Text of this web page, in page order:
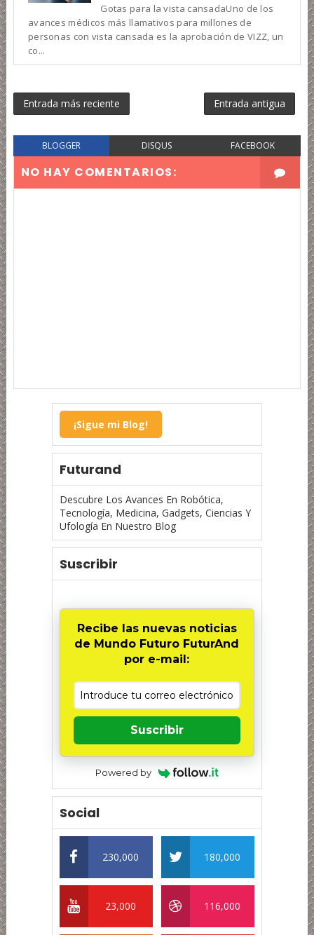
Gotas para la vista cansadaUno de los
avances médicos más llamativos para millones de
personas con vista cansada es la aprobación de VIZZ, un
co...
Entrada más reciente Entrada antigua
BLOGGER DISQUS FACEBOOK
NO HAY COMENTARIOS:
¡Sigue mi Blog!
Futurand
Descubre Los Avances En Robótica,
Tecnología, Medicina, Gadgets, Ciencias Y
Ufología En Nuestro Blog
Suscribir
Recibe las nuevas noticias
de Mundo Futuro FuturAnd
por e-mail:
Suscribir
Powered by
Social
230,000 180,000
23,000 116,000